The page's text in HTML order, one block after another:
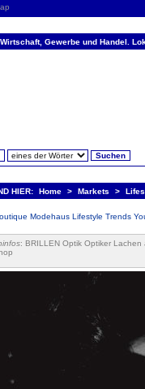
Gewerbe und Handel.
HIER: Home > Markets >
Modehaus Lifestyle Trends
: BRILLEN Optik Optiker